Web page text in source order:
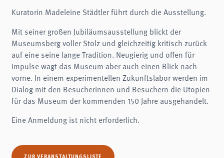
Kuratorin Madeleine Städtler führt durch die Ausstellung.
Mit seiner großen Jubiläumsausstellung blickt der
Museumsberg voller Stolz und gleichzeitig kritisch zurück
auf eine seine lange Tradition. Neugierig und offen für
Impulse wagt das Museum aber auch einen Blick nach
vorne. In einem experimentellen Zukunftslabor werden im
Dialog mit den Besucherinnen und Besuchern die Utopien
für das Museum der kommenden 150 Jahre ausgehandelt.
Eine Anmeldung ist nicht erforderlich.
ZUR VERANSTALTUNGSLISTE
Name:
fe_typo3_user
Anbieter:
museumsberg.de
Zweck:
Cookie Laufzeit:
Dieser Cookie speichert die ausgewählten Einverständnis-Optionen des Benutzers